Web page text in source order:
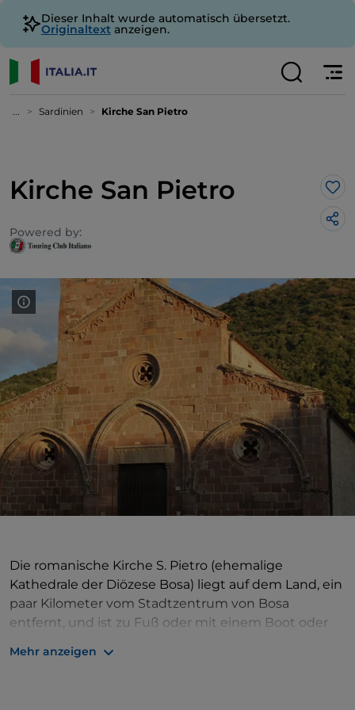
Dieser Inhalt wurde automatisch übersetzt.
Originaltext anzeigen.
... Sardinien Kirche San Pietro
Kirche San Pietro
Powered by:
Die romanische Kirche S. Pietro (ehemalige
Kathedrale der Diözese Bosa) liegt auf dem Land, ein
paar Kilometer vom Stadtzentrum von Bosa
entfernt, und ist zu Fuß oder mit einem Boot oder
erreichen. Der zentrale Baukörper im lombardisch-
Mehr anzeigen